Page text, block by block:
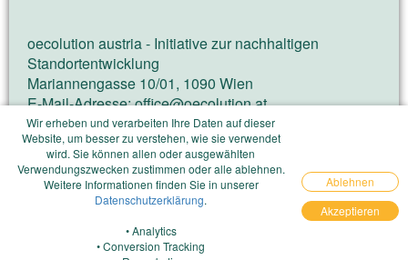
Wir erheben und verarbeiten Ihre Daten auf dieser
Website, um besser zu verstehen, wie sie verwendet
wird. Sie können allen oder ausgewählten
Verwendungszwecken zustimmen oder alle ablehnen.
Weitere Informationen finden Sie in unserer
Datenschutzerklärung.
• Analytics
• Conversion Tracking
Ablehnen
Akzeptieren
oecolution austria - Initiative zur nachhaltigen
Standortentwicklung
Mariannengasse 10/01, 1090 Wien
E-Mail-Adresse:office@oecolution.at
Impressum: https://jetzt.oecolution.at/imprint
Datenschutz Barrierefreiheitserklärung